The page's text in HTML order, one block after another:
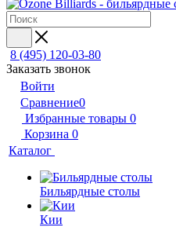
8 (495) 120-03-80
Заказать звонок
Войти
Сравнение0
Избранные товары 0
Корзина 0
Каталог
Бильярдные столы
Кии